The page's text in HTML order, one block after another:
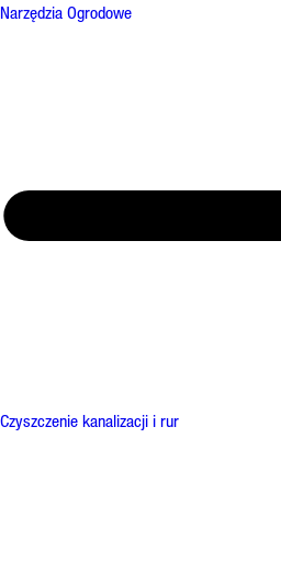
Narzędzia Ogrodowe
Czyszczenie kanalizacji i rur